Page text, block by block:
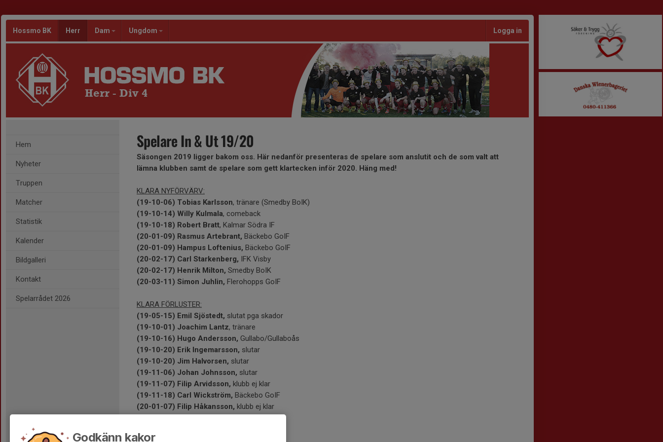
Hossmo BK Herr Dam Ungdom Logga in
Herr - Div 4
Hem
Nyheter
Truppen
Matcher
Statistik
Kalender
Bildgalleri
Kontakt
Spelarrådet 2026
Spelare In & Ut 19/20
Säsongen 2019 ligger bakom oss. Här nedanför presenteras de spelare som anslutit och de som valt att
lämna klubben samt de spelare som gett klartecken inför 2020. Häng med!
KLARA NYFÖRVÄRV:
(19-10-06) Tobias Karlsson, tränare (Smedby BoIK)
(19-10-14) Willy Kulmala, comeback
(19-10-18) Robert Bratt, Kalmar Södra IF
(20-01-09) Rasmus Artebrant, Bäckebo GoIF
(20-01-09) Hampus Loftenius, Bäckebo GoIF
(20-02-17) Carl Starkenberg, IFK Visby
(20-02-17) Henrik Milton, Smedby BoIK
(20-03-11) Simon Juhlin, Flerohopps GoIF
KLARA FÖRLUSTER:
(19-05-15) Emil Sjöstedt, slutat pga skador
(19-10-01) Joachim Lantz, tränare
(19-10-16) Hugo Andersson, Gullabo/Gullaboås
(19-10-20) Erik Ingemarsson, slutar
(19-10-20) Jim Halvorsen, slutar
(19-11-06) Johan Johnsson, slutar
(19-11-07) Filip Arvidsson, klubb ej klar
(19-11-18) Carl Wickström, Bäckebo GoIF
(20-01-07) Filip Håkansson, klubb ej klar
Godkänn kakor